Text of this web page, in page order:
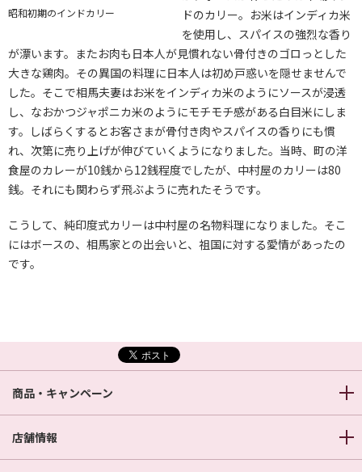
昭和初期のインドカリー
ドのカリー。お米はインディカ米
を使用し、スパイスの強烈な香り
が漂います。またお肉も日本人が見慣れない骨付きのゴロっとした
大きな鶏肉。その異国の料理に日本人は初め戸惑いを隠せませんで
した。そこで相馬夫妻はお米をインディカ米のようにソースが浸透
し、なおかつジャポニカ米のようにモチモチ感がある白目米にしま
す。しばらくするとお客さまが骨付き肉やスパイスの香りにも慣
れ、次第に売り上げが伸びていくようになりました。当時、町の洋
食屋のカレーが10銭から12銭程度でしたが、中村屋のカリーは80
銭。それにも関わらず飛ぶように売れたそうです。
こうして、純印度式カリーは中村屋の名物料理になりました。そこ
にはボースの、相馬家との出会いと、祖国に対する愛情があったの
です。
商品・キャンペーン
店舗情報